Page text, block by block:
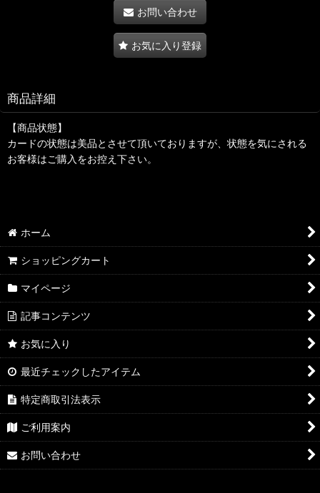
お問い合わせ
お気に入り登録
商品詳細
【商品状態】
カードの状態は美品とさせて頂いておりますが、状態を気にされる
お客様はご購入をお控え下さい。
ホーム
ショッピングカート
マイページ
記事コンテンツ
お気に入り
最近チェックしたアイテム
特定商取引法表示
ご利用案内
お問い合わせ